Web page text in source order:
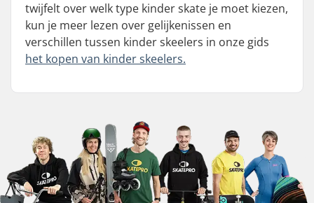
twijfelt over welk type kinder skate je moet kiezen,
kun je meer lezen over gelijkenissen en
verschillen tussen kinder skeelers in onze gids
het kopen van kinder skeelers.